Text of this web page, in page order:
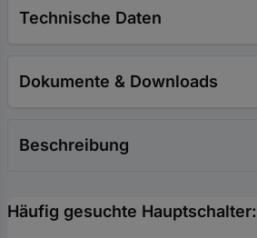
Technische Daten
Dokumente & Downloads
Beschreibung
Häufig gesuchte Hauptschalter: